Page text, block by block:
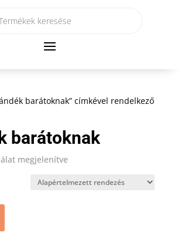
barátoknak” címkével rendelkező
barátoknak
megjelenítve